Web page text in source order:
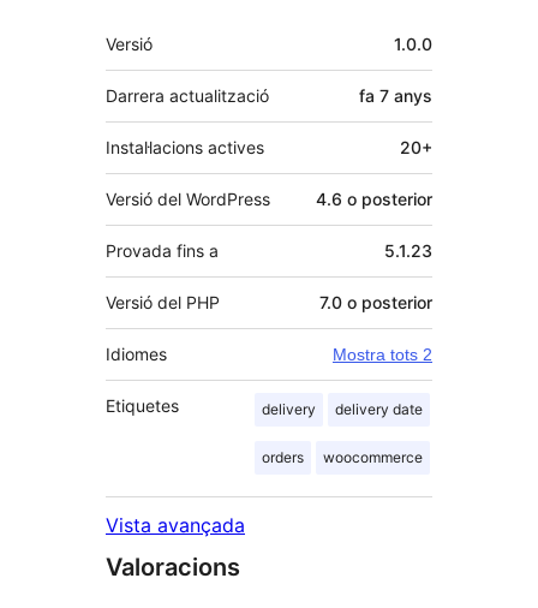
Meta
Versió 1.0.0
Darrera actualització fa 7 anys
Instal·lacions actives 20+
Versió del WordPress 4.6 o posterior
Provada fins a 5.1.23
Versió del PHP 7.0 o posterior
Idiomes Mostra tots 2
Etiquetes delivery delivery date
orders woocommerce
Vista avançada
Valoracions